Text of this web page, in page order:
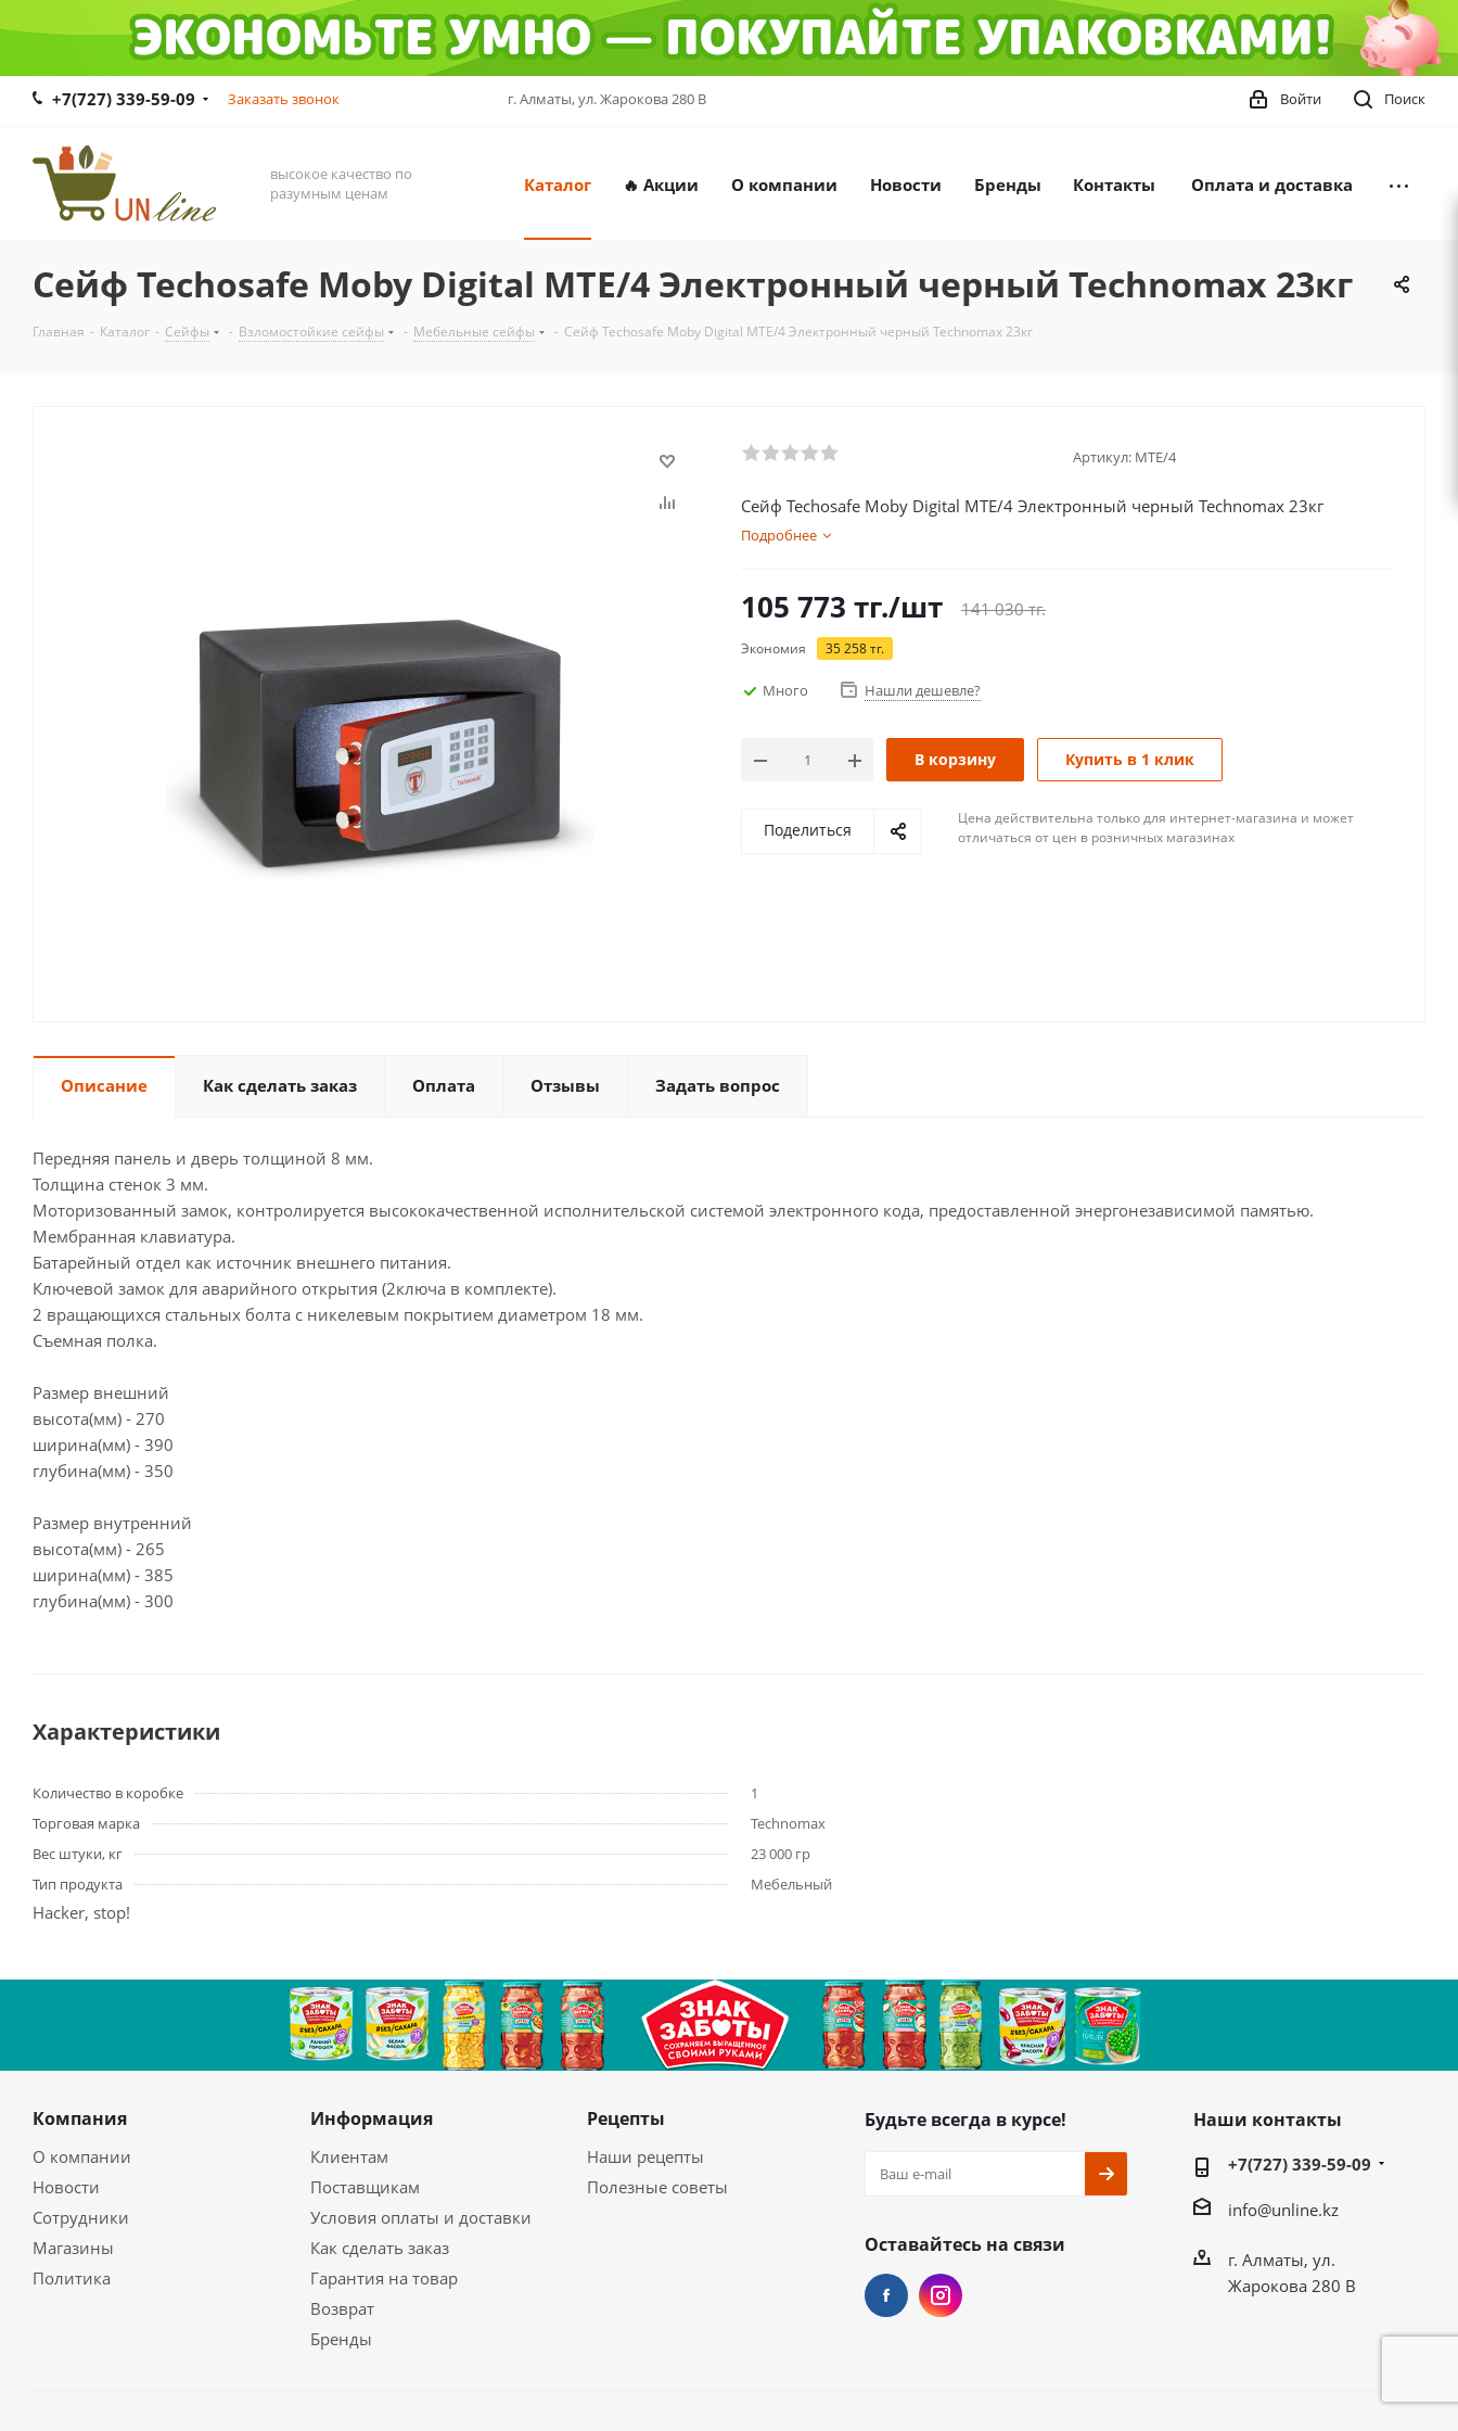
+7(727) 339-59-09 Заказать звонок г. Алматы, ул. Жарокова 280 В Поиск
Войти
высокое качество по
разумным ценам
Каталог 🔥 Акции О компании Новости Бренды Контакты Оплата и доставка
Сейф Techosafe Moby Digital MTE/4 Электронный черный Technomax 23кг
Главная - Каталог - Сейфы - Взломостойкие сейфы - Мебельные сейфы - Сейф Techosafe Moby Digital MTE/4 Электронный черный Technomax 23кг
Артикул: MTE/4
Сейф Techosafe Moby Digital MTE/4 Электронный черный Technomax 23кг
Подробнее
105 773 тг./шт 141 030тг.
Экономия 35 258тг.
Много Нашли дешевле?
В корзину Купить в 1 клик
Поделиться
Цена действительна только для интернет-магазина и может
отличаться от цен в розничных магазинах
Описание Как сделать заказ Оплата Отзывы Задать вопрос
Передняя панель и дверь толщиной 8 мм.
Толщина стенок 3 мм.
Моторизованный замок, контролируется высококачественной исполнительской системой электронного кода, предоставленной энергонезависимой памятью.
Мембранная клавиатура.
Батарейный отдел как источник внешнего питания.
Ключевой замок для аварийного открытия (2ключа в комплекте).
2 вращающихся стальных болта с никелевым покрытием диаметром 18 мм.
Съемная полка.
Размер внешний
высота(мм) - 270
ширина(мм) - 390
глубина(мм) - 350
Размер внутренний
высота(мм) - 265
ширина(мм) - 385
глубина(мм) - 300
Характеристики
Количество в коробке
1
Торговая марка
Technomax
Вес штуки, кг
23 000 гр
Тип продукта
Мебельный
Hacker, stop!
Компания
О компании
Новости
Сотрудники
Магазины
Политика
Информация
Клиентам
Поставщикам
Условия оплаты и доставки
Как сделать заказ
Гарантия на товар
Возврат
Бренды
Рецепты
Наши рецепты
Полезные советы
Будьте всегда в курсе!
Оставайтесь на связи
Наши контакты
+7(727) 339-59-09
info@unline.kz
г. Алматы, ул.
Жарокова 280 В